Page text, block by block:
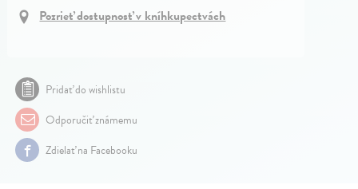
Pozrieť dostupnosť v kníhkupectvách
Pridať do wishlistu
Odporučiť známemu
Zdielať na Facebooku